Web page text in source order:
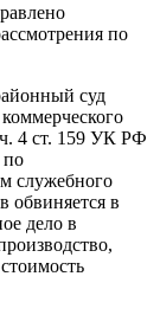
по
суд
4 ст. 159 УК РФ
по
служебного
обвиняется в
дело в